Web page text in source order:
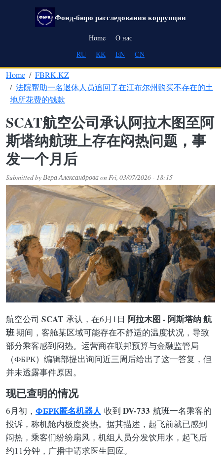
Skip to main content
Фонд-бюро расследования коррупции
Main navigation
Home
О нас
RU
KK EN CN
Home
FBRK.KZ
法院帮助一名退休人员追回了在江布尔州购买不存在的土
地所花费的钱款
SCAT航空公司承认阿拉木图至阿
斯塔纳航班上存在闷热问题，事
发一个月后
Submitted byВера АлександроваonFri, 03/07/2026 - 18:15
航空公司 SCAT 承认，在6月1日 阿拉木图 - 阿斯塔纳 航
班期间，客舱某区域可能存在不舒适的温度状况，导致
部分乘客感到闷热。运营商在联邦预算与金融监管局
（ФБРК）编辑部提出询问近三周后给出了这一答复，但
并未透露事件原因。
现已查明的情况
6月初， ФБРК匿名机器人 收到 DV-733 航班一名乘客的
投诉，称机舱内极度炎热。据其描述，起飞前就已感到
闷热，乘客们纷纷扇风，机组人员分发饮用水，起飞后
约11分钟，广播中请求医生回应。